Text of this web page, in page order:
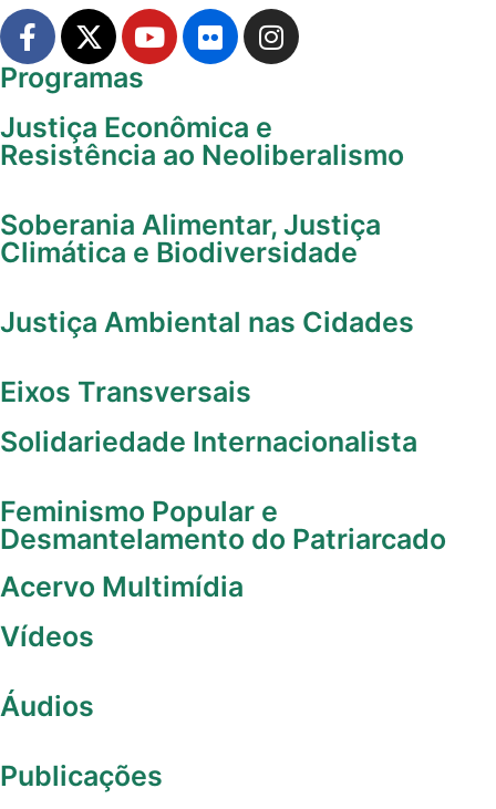
Programas
Justiça Econômica e
Resistência ao Neoliberalismo
Soberania Alimentar, Justiça
Climática e Biodiversidade
Justiça Ambiental nas Cidades
Eixos Transversais
Solidariedade Internacionalista
Feminismo Popular e
Desmantelamento do Patriarcado
Acervo Multimídia
Vídeos
Áudios
Publicações